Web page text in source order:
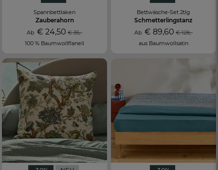
Spannbettlaken
Zauberahorn
Ab€ 24,50 € 35,-
100 % Baumwollflanell
Bettwäsche-Set 2tlg
Schmetterlingstanz
Ab € 89,60 € 128,-
aus Baumwollsatin